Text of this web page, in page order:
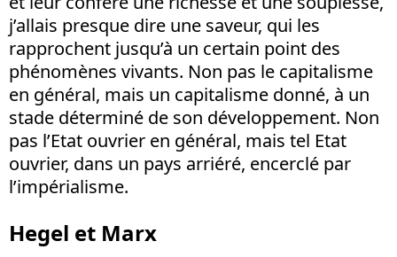
j’allais presque dire une saveur, qui les
rapprochent jusqu’à un certain point des
phénomènes vivants. Non pas le capitalisme
en général, mais un capitalisme donné, à un
stade déterminé de son développement. Non
pas l’Etat ouvrier en général, mais tel Etat
ouvrier, dans un pays arriéré, encerclé par
l’impérialisme.
Hegel et Marx